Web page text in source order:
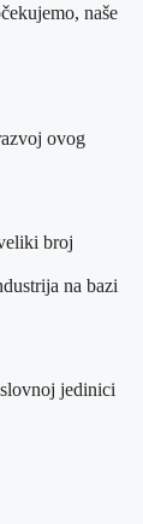
naše
ovog
broj
na bazi
jedinici